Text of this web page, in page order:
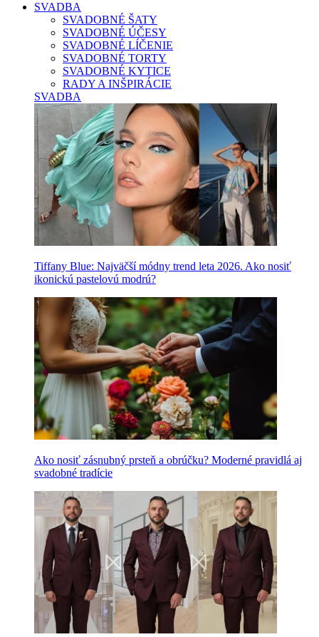
SVADBA
SVADOBNÉ ŠATY
SVADOBNÉ ÚČESY
SVADOBNÉ LÍČENIE
SVADOBNÉ TORTY
SVADOBNÉ KYTICE
RADY A INŠPIRÁCIE
SVADBA
Tiffany Blue: Najväčší módny trend leta 2026. Ako nosiť
ikonickú pastelovú modrú?
Ako nosiť zásnubný prsteň a obrúčku? Moderné pravidlá aj
svadobné tradície